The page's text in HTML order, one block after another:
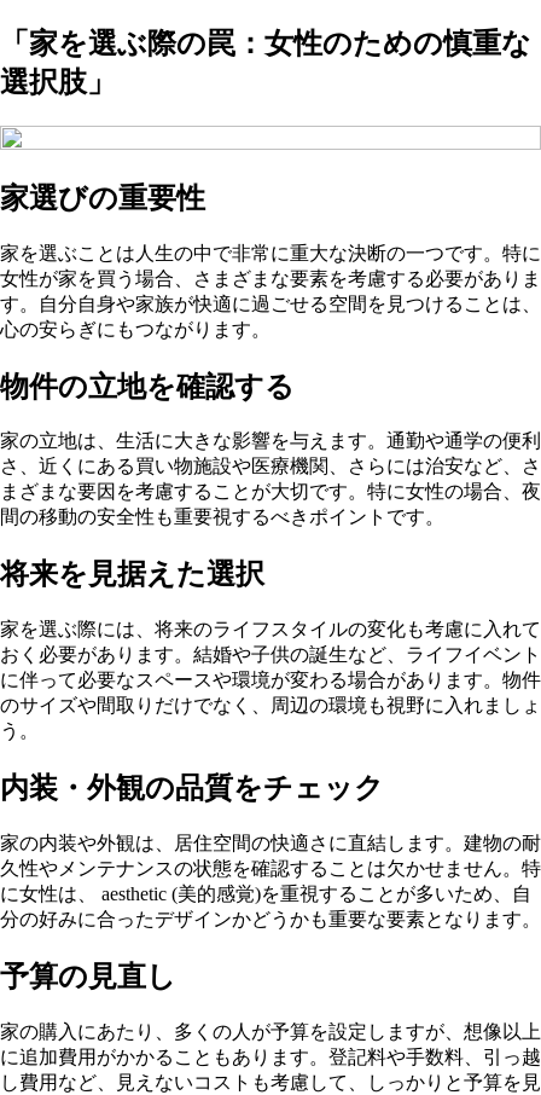
「家を選ぶ際の罠：女性のための慎重な
選択肢」
家選びの重要性
家を選ぶことは人生の中で非常に重大な決断の一つです。特に
女性が家を買う場合、さまざまな要素を考慮する必要がありま
す。自分自身や家族が快適に過ごせる空間を見つけることは、
心の安らぎにもつながります。
物件の立地を確認する
家の立地は、生活に大きな影響を与えます。通勤や通学の便利
さ、近くにある買い物施設や医療機関、さらには治安など、さ
まざまな要因を考慮することが大切です。特に女性の場合、夜
間の移動の安全性も重要視するべきポイントです。
将来を見据えた選択
家を選ぶ際には、将来のライフスタイルの変化も考慮に入れて
おく必要があります。結婚や子供の誕生など、ライフイベント
に伴って必要なスペースや環境が変わる場合があります。物件
のサイズや間取りだけでなく、周辺の環境も視野に入れましょ
う。
内装・外観の品質をチェック
家の内装や外観は、居住空間の快適さに直結します。建物の耐
久性やメンテナンスの状態を確認することは欠かせません。特
に女性は、 aesthetic (美的感覚)を重視することが多いため、自
分の好みに合ったデザインかどうかも重要な要素となります。
予算の見直し
家の購入にあたり、多くの人が予算を設定しますが、想像以上
に追加費用がかかることもあります。登記料や手数料、引っ越
し費用など、見えないコストも考慮して、しっかりと予算を見